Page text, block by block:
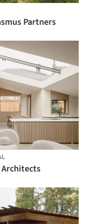
Partners
Architects